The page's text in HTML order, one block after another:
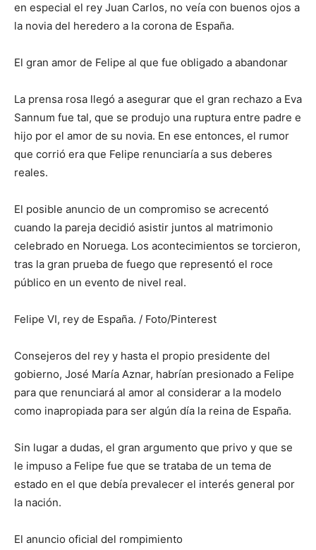
en especial el rey Juan Carlos, no veía con buenos ojos a
la novia del heredero a la corona de España.
El gran amor de Felipe al que fue obligado a abandonar
La prensa rosa llegó a asegurar que el gran rechazo a Eva
Sannum fue tal, que se produjo una ruptura entre padre e
hijo por el amor de su novia. En ese entonces, el rumor
que corrió era que Felipe renunciaría a sus deberes
reales.
El posible anuncio de un compromiso se acrecentó
cuando la pareja decidió asistir juntos al matrimonio
celebrado en Noruega. Los acontecimientos se torcieron,
tras la gran prueba de fuego que representó el roce
público en un evento de nivel real.
Felipe VI, rey de España. / Foto/Pinterest
Consejeros del rey y hasta el propio presidente del
gobierno, José María Aznar, habrían presionado a Felipe
para que renunciará al amor al considerar a la modelo
como inapropiada para ser algún día la reina de España.
Sin lugar a dudas, el gran argumento que privo y que se
le impuso a Felipe fue que se trataba de un tema de
estado en el que debía prevalecer el interés general por
la nación.
El anuncio oficial del rompimiento